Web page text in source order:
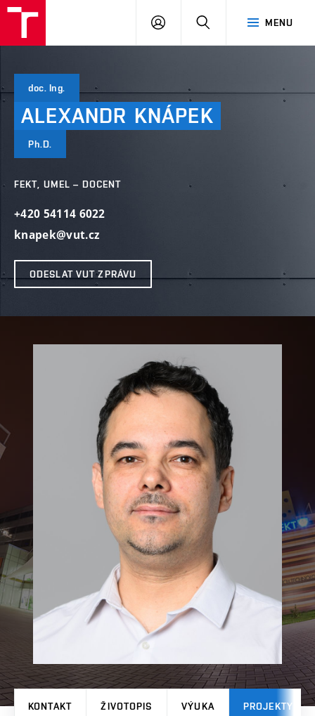
MENU
PŘIHLÁSIT
doc. Ing.
ALEXANDR KNÁPEK
Ph.D.
FEKT, UMEL – DOCENT
+420 54114 6022
knapek@vut.cz
ODESLAT VUT ZPRÁVU
KONTAKT ŽIVOTOPIS VÝUKA PROJEKTY